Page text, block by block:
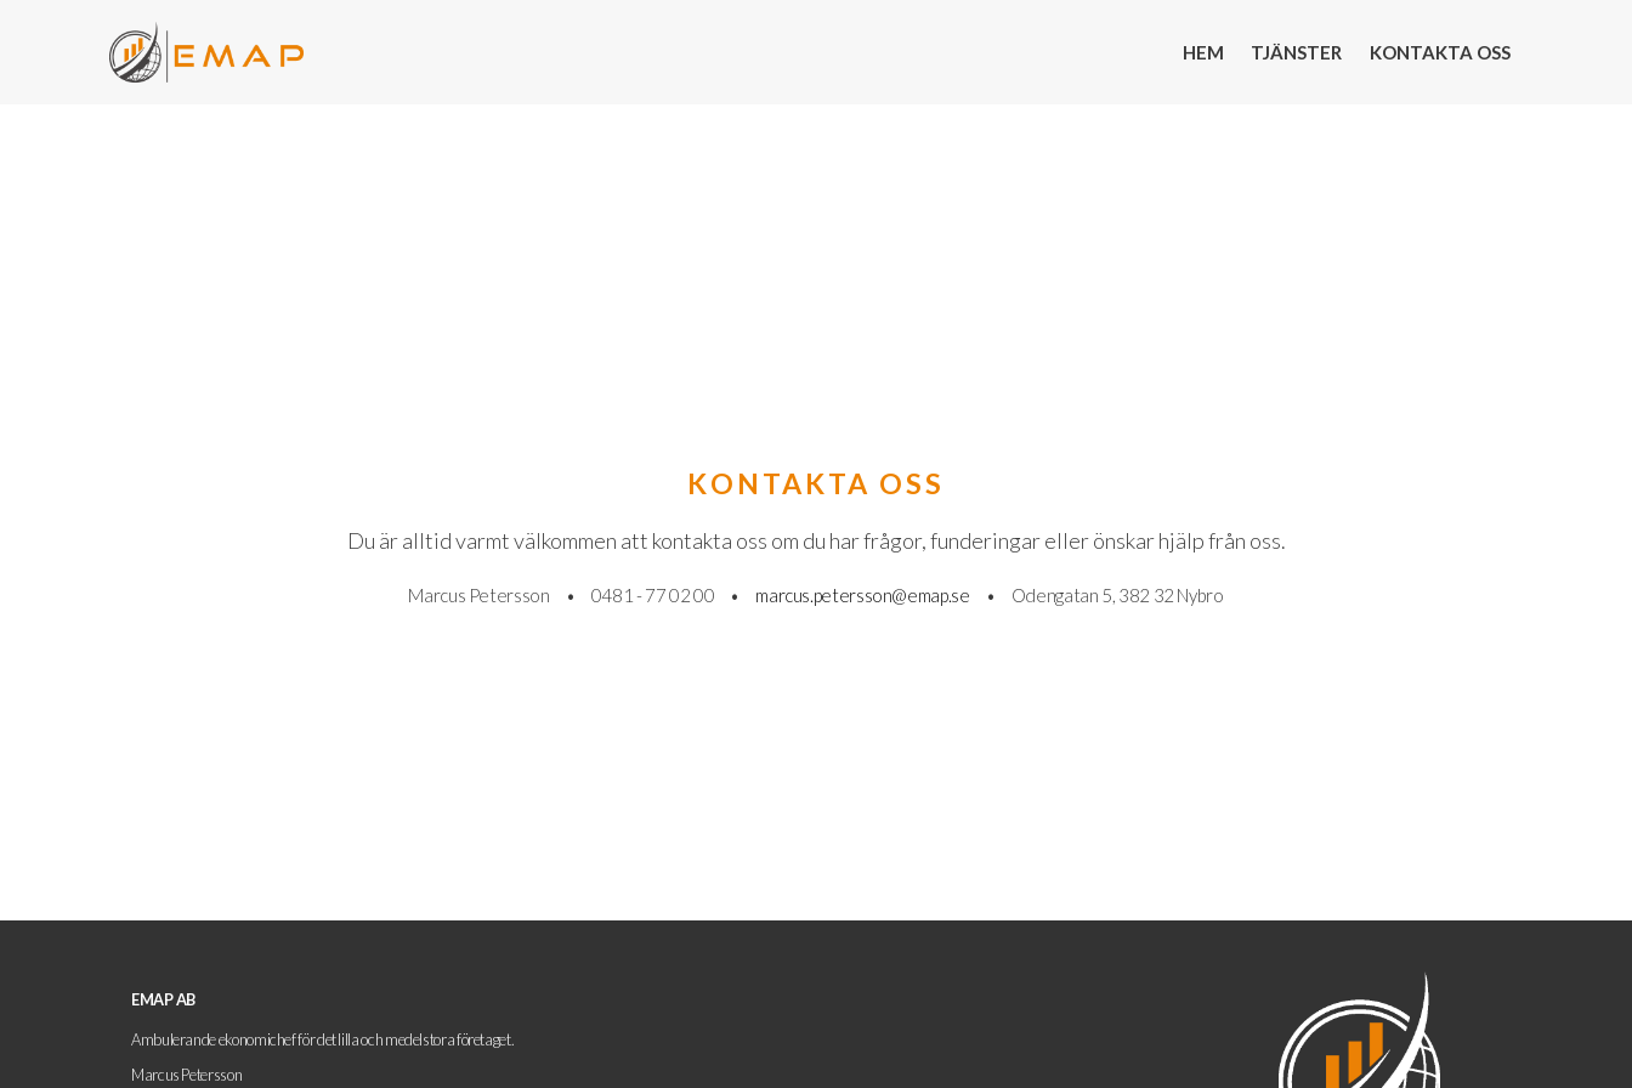
HEM TJÄNSTER KONTAKTA OSS
KONTAKTA OSS
Du är alltid varmt välkommen att kontakta oss om du har frågor, funderingar eller önskar hjälp från oss.
Marcus Petersson • 0481 - 77 02 00 • marcus.petersson@emap.se • Odengatan 5, 382 32 Nybro
EMAP AB
Ambulerande ekonomichef för det lilla och medelstora företaget.
Marcus Petersson